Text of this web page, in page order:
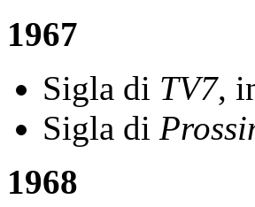
1967
Sigla di TV7,
Sigla di
1968